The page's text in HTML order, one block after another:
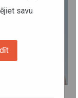
savu